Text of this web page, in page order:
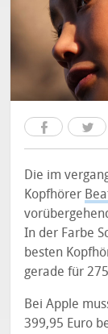
Die im
Kopfhörer
In der Farbe
besten
gerade für
Bei Apple
399,95 Euro